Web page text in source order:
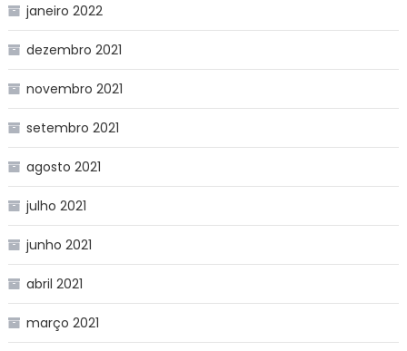
janeiro 2022
dezembro 2021
novembro 2021
setembro 2021
agosto 2021
julho 2021
junho 2021
abril 2021
março 2021